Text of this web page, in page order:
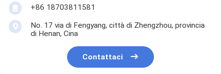
+86 18703811581
No. 17 via di Fengyang, città di Zhengzhou, provincia
di Henan, Cina
Contattaci